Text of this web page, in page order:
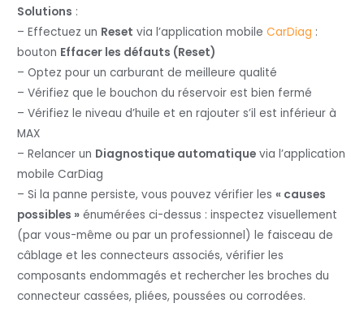
Solutions :
– Effectuez un Reset via l’application mobileCarDiag :
bouton Effacer les défauts (Reset)
– Optez pour un carburant de meilleure qualité
– Vérifiez que le bouchon du réservoir est bien fermé
– Vérifiez le niveau d’huile et en rajouter s’il est inférieur à
MAX
– Relancer un Diagnostique automatique via l’application
mobile CarDiag
– Si la panne persiste, vous pouvez vérifier les« causes
possibles » énumérées ci-dessus : inspectez visuellement
(par vous-même ou par un professionnel) le faisceau de
câblage et les connecteurs associés, vérifier les
composants endommagés et rechercher les broches du
connecteur cassées, pliées, poussées ou corrodées.